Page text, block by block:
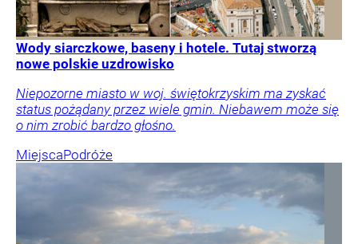
Wody siarczkowe, baseny i hotele. Tutaj stworzą
nowe polskie uzdrowisko
Niepozorne miasto w woj. świętokrzyskim ma zyskać
status pożądany przez wiele gmin. Niebawem może się
o nim zrobić bardzo głośno.
MiejscaPodróże